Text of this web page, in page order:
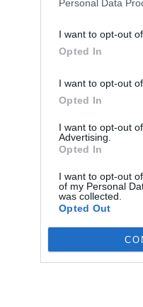
Personal Data
I want to opt-out
Opted In
I want to opt-out
Opted In
I want to opt-out
Advertising.
Opted In
I want to opt-out
of my Personal
was collected.
Opted Out